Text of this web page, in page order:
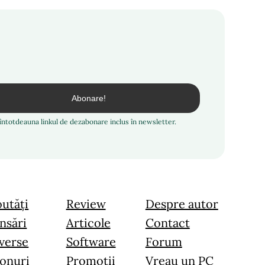
linkul de dezabonare inclus în newsletter.
Review
Articole
Software
Promoții
Despre autor
Contact
Forum
Vreau un PC